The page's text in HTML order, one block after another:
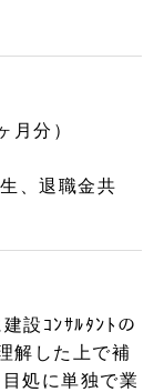
月分）
、退職金共
設ｺﾝｻﾙﾀﾝﾄの
解した上で補
処に単独で業